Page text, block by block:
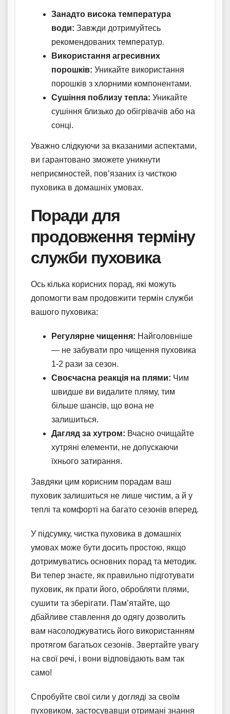
Занадто висока температура
води: Завжди дотримуйтесь
рекомендованих температур.
Використання агресивних
порошків: Уникайте використання
порошків з хлорними компонентами.
Сушіння поблизу тепла: Уникайте
сушіння близько до обігрівачів або на
сонці.
Уважно слідкуючи за вказаними аспектами,
ви гарантовано зможете уникнути
неприємностей, пов’язаних із чисткою
пуховика в домашніх умовах.
Поради для
продовження терміну
служби пуховика
Ось кілька корисних порад, які можуть
допомогти вам продовжити термін служби
вашого пуховика:
Регулярне чищення: Найголовніше
— не забувати про чищення пуховика
1-2 рази за сезон.
Своєчасна реакція на плями: Чим
швидше ви видалите пляму, тим
більше шансів, що вона не
залишиться.
Дагляд за хутром: Вчасно очищайте
хутряні елементи, не допускаючи
їхнього затирання.
Завдяки цим корисним порадам ваш
пуховик залишиться не лише чистим, а й у
теплі та комфорті на багато сезонів вперед.
У підсумку, чистка пуховика в домашніх
умовах може бути досить простою, якщо
дотримуватись основних порад та методик.
Ви тепер знаєте, як правильно підготувати
пуховик, як прати його, обробляти плями,
сушити та зберігати. Пам’ятайте, що
дбайливе ставлення до одягу дозволить
вам насолоджуватись його використанням
протягом багатьох сезонів. Звертайте увагу
на свої речі, і вони відповідають вам так
само!
Спробуйте свої сили у догляді за своїм
пуховиком, застосувавши отримані знання